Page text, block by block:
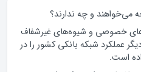
روز زن مبارک
و چه ندارند؟